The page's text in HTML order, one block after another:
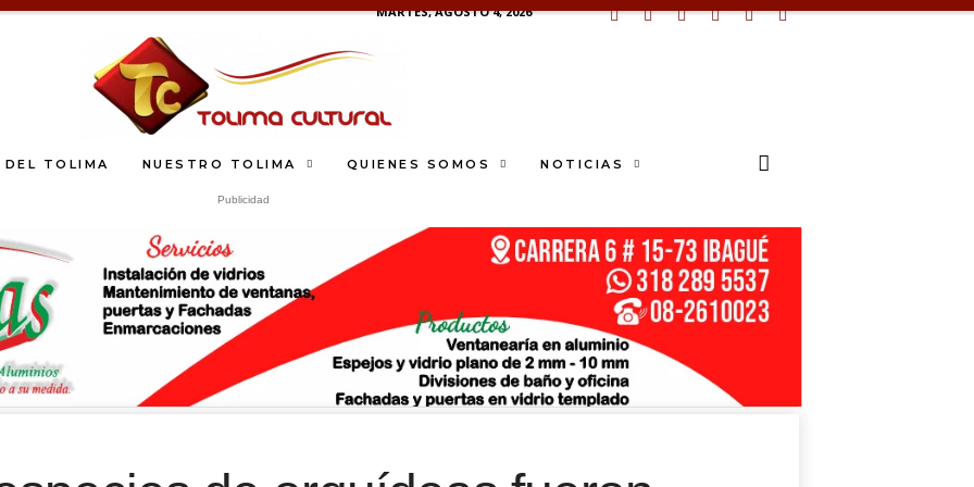
MARTES, AGOSTO 4, 2026
DEL TOLIMA NUESTRO TOLIMA QUIENES SOMOS NOTICIAS
Publicidad